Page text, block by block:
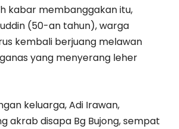
kabar membanggakan itu,
(50-an tahun), warga
kembali berjuang melawan
yang menyerang leher
keluarga, Adi Irawan,
akrab disapa Bg Bujong, sempat